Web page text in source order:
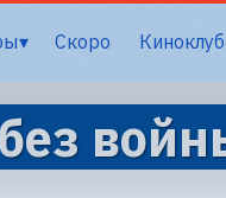
Скоро Киноклуб